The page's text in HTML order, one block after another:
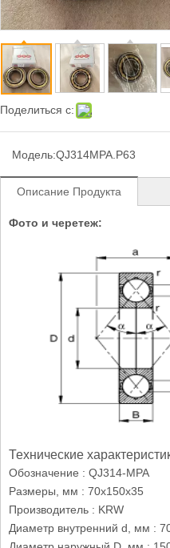
Поделиться с:
Модель:QJ314MPA.P63
Описание Продукта
Фото и черетеж:
Технические
Обозначение : QJ314-MPA
Размеры, мм : 70x150x35
Производитель : KRW
Диаметр внутренний d, мм :